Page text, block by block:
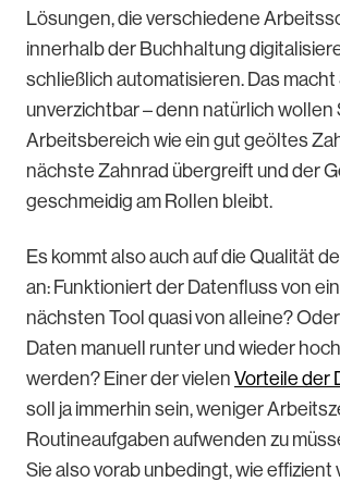
Lösungen, die verschiedene
innerhalb der Buchhaltung
schließlich automatisieren. Das
unverzichtbar – denn natürlich wollen
Arbeitsbereich wie ein gut geöltes
nächste Zahnrad übergreift und der
geschmeidig am Rollen bleibt.
Es kommt also auch auf die Qualität
an: Funktioniert der Datenfluss von
nächsten Tool quasi von alleine?
Daten manuell runter und wieder
werden? Einer der vielen Vorteile der
soll ja immerhin sein, weniger
Routineaufgaben aufwenden zu
Sie also vorab unbedingt, wie